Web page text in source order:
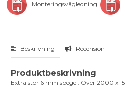
Monteringsvägledning
Beskrivning Recension
Produktbeskrivning
Extra stor 6 mm spegel. Över 2000 x